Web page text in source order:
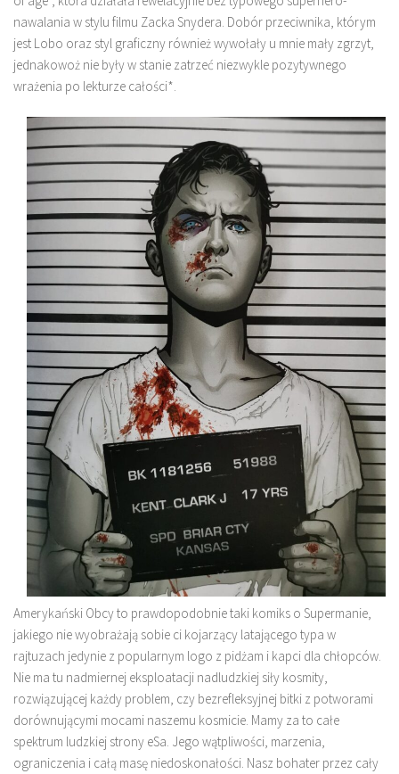
nawalania w stylu filmu Zacka Snydera. Dobór przeciwnika, którym
jest Lobo oraz styl graficzny również wywołały u mnie mały zgrzyt,
jednakowoż nie były w stanie zatrzeć niezwykle pozytywnego
wrażenia po lekturze całości*.
Amerykański Obcy to prawdopodobnie taki komiks o Supermanie,
jakiego nie wyobrażają sobie ci kojarzący latającego typa w
rajtuzach jedynie z popularnym logo z pidżam i kapci dla chłopców.
Nie ma tu nadmiernej eksploatacji nadludzkiej siły kosmity,
rozwiązującej każdy problem, czy bezrefleksyjnej bitki z potworami
dorównującymi mocami naszemu kosmicie. Mamy za to całe
spektrum ludzkiej strony eSa. Jego wątpliwości, marzenia,
ograniczenia i całą masę niedoskonałości. Nasz bohater przez cały